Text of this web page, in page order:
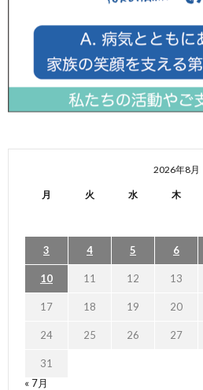
2026年8月
月 火 水 木
3 4 5 6
10 11 12 13
17 18 19 20
24 25 26 27
31
« 7月